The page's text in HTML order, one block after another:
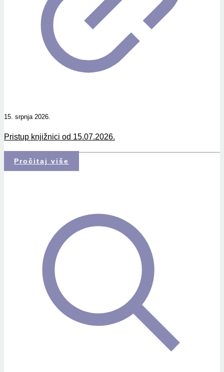
15. srpnja 2026.
Pristup knjižnici od 15.07.2026.
Pročitaj više